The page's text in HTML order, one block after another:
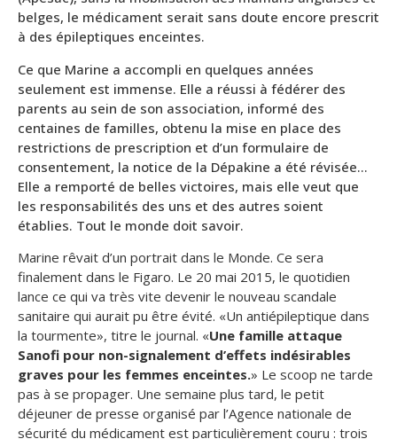
belges, le médicament serait sans doute encore prescrit
à des épileptiques enceintes.
Ce que Marine a accompli en quelques années
seulement est immense. Elle a réussi à fédérer des
parents au sein de son association, informé des
centaines de familles, obtenu la mise en place des
restrictions de prescription et d’un formulaire de
consentement, la notice de la Dépakine a été révisée…
Elle a remporté de belles victoires, mais elle veut que
les responsabilités des uns et des autres soient
établies. Tout le monde doit savoir.
Marine rêvait d’un portrait dans le Monde. Ce sera
finalement dans le Figaro. Le 20 mai 2015, le quotidien
lance ce qui va très vite devenir le nouveau scandale
sanitaire qui aurait pu être évité. «Un antiépileptique dans
la tourmente», titre le journal. «Une famille attaque
Sanofi pour non-signalement d’effets indésirables
graves pour les femmes enceintes.» Le scoop ne tarde
pas à se propager. Une semaine plus tard, le petit
déjeuner de presse organisé par l’Agence nationale de
sécurité du médicament est particulièrement couru : trois